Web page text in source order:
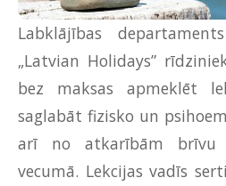
Labklājības
„Latvian Holidays”
bez maksas apmeklēt
saglabāt fizisko un
arī no atkarībām brīvu
vecumā. Lekcijas vadīs